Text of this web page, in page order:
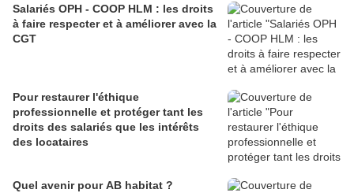
Salariés OPH - COOP HLM : les droits
à faire respecter et à améliorer avec la
CGT
Pour restaurer l'éthique
professionnelle et protéger tant les
droits des salariés que les intérêts
des locataires
Quel avenir pour AB habitat ?